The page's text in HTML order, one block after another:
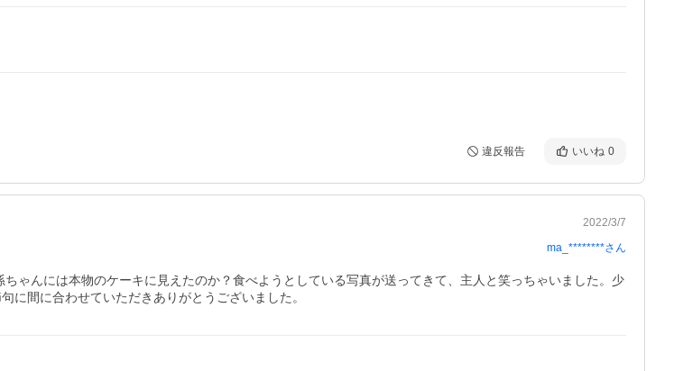
違反報告 いいね 0
2022/3/7
ma_********さん
ゃんには本物のケーキに見えたのか？食べようとしている写真が送ってきて、主人と笑っちゃいました。少
に間に合わせていただきありがとうございました。